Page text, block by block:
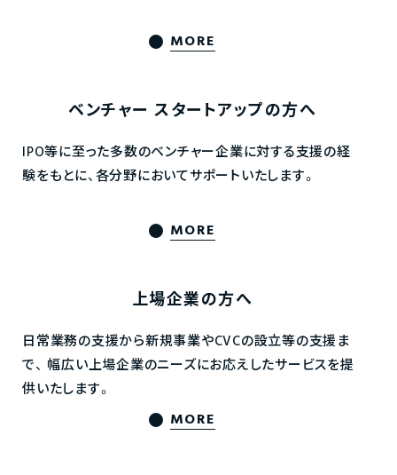
MORE
ベンチャー スタートアップの方へ
IPO等に至った多数のベンチャー企業に対する支援の経
験をもとに、各分野においてサポートいたします。
MORE
上場企業の方へ
日常業務の支援から新規事業やCVCの設立等の支援ま
で、 幅広い上場企業のニーズにお応えしたサービスを提
供いたします。
MORE